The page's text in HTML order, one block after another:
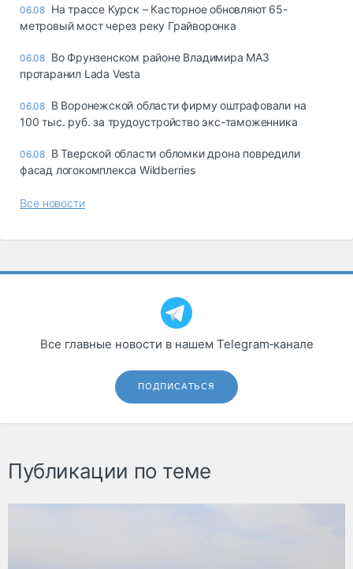
06.08 На трассе Курск – Касторное обновляют 65-
метровый мост через реку Грайворонка
06.08 Во Фрунзенском районе Владимира МАЗ
протаранил Lada Vesta
06.08 В Воронежской области фирму оштрафовали на
100 тыс. руб. за трудоустройство экс-таможенника
06.08 В Тверской области обломки дрона повредили
фасад логокомплекса Wildberries
Все новости
Все главные новости в нашем Telegram‑канале
ПОДПИСАТЬСЯ
Публикации по теме